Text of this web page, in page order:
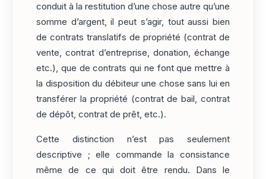
conduit à la restitution d’une chose autre qu’une
somme d’argent, il peut s’agir, tout aussi bien
de contrats translatifs de propriété (contrat de
vente, contrat d’entreprise, donation, échange
etc.), que de contrats qui ne font que mettre à
la disposition du débiteur une chose sans lui en
transférer la propriété (contrat de bail, contrat
de dépôt, contrat de prêt, etc.).
Cette distinction n’est pas seulement
descriptive ; elle commande la consistance
même de ce qui doit être rendu. Dans le